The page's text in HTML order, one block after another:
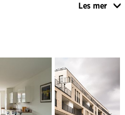
for å oppfylle Code for
inkluderer to
Les mer